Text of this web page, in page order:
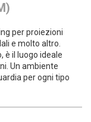
per proiezioni
e molto altro.
è il luogo ideale
Un ambiente
per ogni tipo